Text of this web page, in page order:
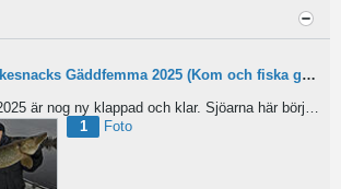
Gäddfemma 2025 (Kom och fiska gädda med oss!)
1
Foto